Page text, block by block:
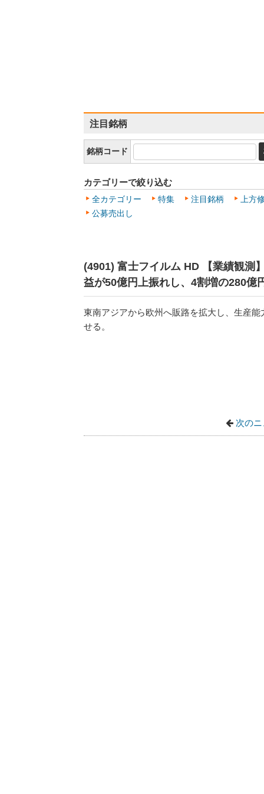
注目銘柄
銘柄コード
カテゴリーで絞り込む
全カテゴリー 特集 注目銘柄 上方
公募売出し
(4901) 富士フイルム HD 【業績観測
益が50億円上振れし、4割増の280億
東南アジアから欧州へ販路を拡大し、生産能
せる。
次のニ